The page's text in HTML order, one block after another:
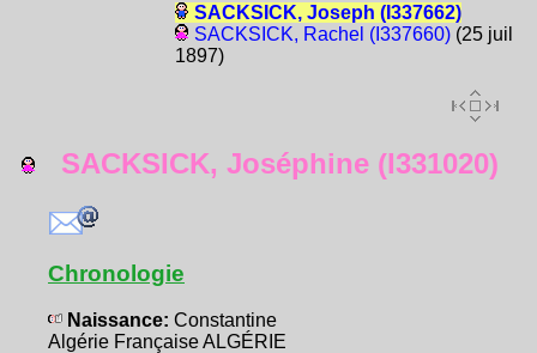
SACKSICK, Joseph (I337662)
SACKSICK, Rachel (I337660)(25 juil
1897)
SACKSICK, Joséphine (I331020)
Chronologie
Naissance: Constantine
Algérie Française ALGÉRIE